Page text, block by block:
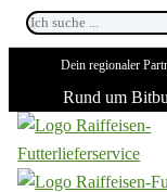
Ich
suche
Dein regionaler
Rund um